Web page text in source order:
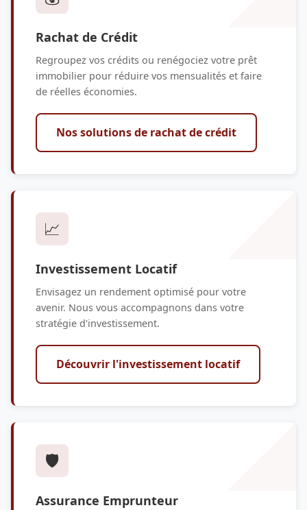
Rachat de Crédit
Regroupez vos crédits ou renégociez votre prêt
immobilier pour réduire vos mensualités et faire
de réelles économies.
Nos solutions de rachat de crédit
📈
Investissement Locatif
Envisagez un rendement optimisé pour votre
avenir. Nous vous accompagnons dans votre
stratégie d'investissement.
Découvrir l'investissement locatif
🛡️
Assurance Emprunteur